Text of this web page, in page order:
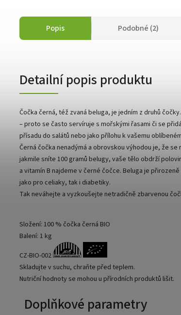
Popis Podobné (2)
Detailní popis produktu
Čočka černá, též zvaná beluga, je jedním z druhů
– proto se často servíruje s mořskými řasami či se
přísadu do salátů nebo jako přílohu k vašemu
Černá čočka nenadýmá a obrovskou výhodou je, že
jakmile sníte 100 gramů belugy, vaše tělo obdrží
a vitamín B najdeme v černé čočce. Beluga je
jako pro celiaky, tak i diabetiky.
Tak neváhejte a vyzkoušejte netradičně zbarvenou
Složení: 100 % čočka černá BIO
Balení: 1 kg
CZ-BIO-002
Skladujte v suchu, chraňte před teplem.
Nutriční hodnoty se mohou u přírodních produktů lišit.
Doplňkové parametry